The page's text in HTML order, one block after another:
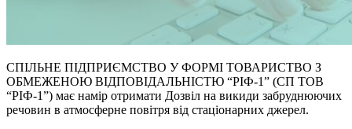
СПІЛЬНЕ ПІДПРИЄМСТВО У ФОРМІ ТОВАРИСТВО З
ОБМЕЖЕНОЮ ВІДПОВІДАЛЬНІСТЮ “РІФ-1” (СП ТОВ
“РІФ-1”) має намір отримати Дозвіл на викиди забруднюючих
речовин в атмосферне повітря від стаціонарних джерел.